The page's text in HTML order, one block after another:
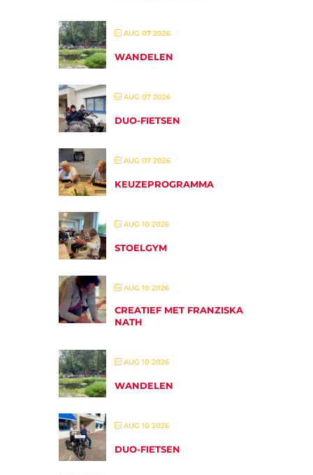
AUG 07 2026
WANDELEN
AUG 07 2026
DUO-FIETSEN
AUG 07 2026
KEUZEPROGRAMMA
AUG 10 2026
STOELGYM
AUG 10 2026
CREATIEF MET FRANZISKA
NATH
AUG 10 2026
WANDELEN
AUG 10 2026
DUO-FIETSEN